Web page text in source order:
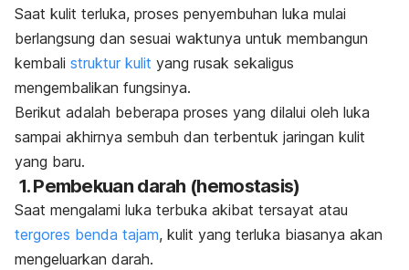
Saat kulit terluka, proses penyembuhan luka mulai
berlangsung dan sesuai waktunya untuk membangun
kembali struktur kulit yang rusak sekaligus
mengembalikan fungsinya.
Berikut adalah beberapa proses yang dilalui oleh luka
sampai akhirnya sembuh dan terbentuk jaringan kulit
yang baru.
1. Pembekuan darah (hemostasis)
Saat mengalami luka terbuka akibat tersayat atau
tergores benda tajam, kulit yang terluka biasanya akan
mengeluarkan darah.